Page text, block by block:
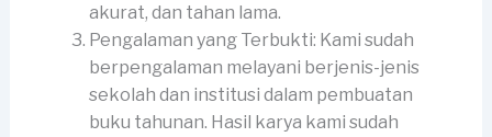
akurat, dan tahan lama.
Pengalaman yang Terbukti: Kami sudah
berpengalaman melayani berjenis-jenis
sekolah dan institusi dalam pembuatan
buku tahunan. Hasil karya kami sudah